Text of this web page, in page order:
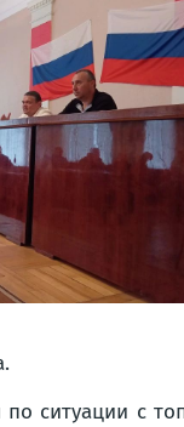
ситуации с